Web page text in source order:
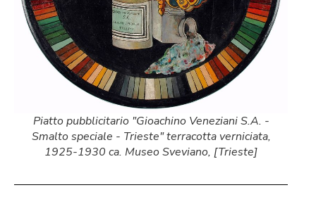
Piatto pubblicitario "Gioachino Veneziani S.A. -
Smalto speciale - Trieste" terracotta verniciata,
1925-1930 ca. Museo Sveviano, [Trieste]